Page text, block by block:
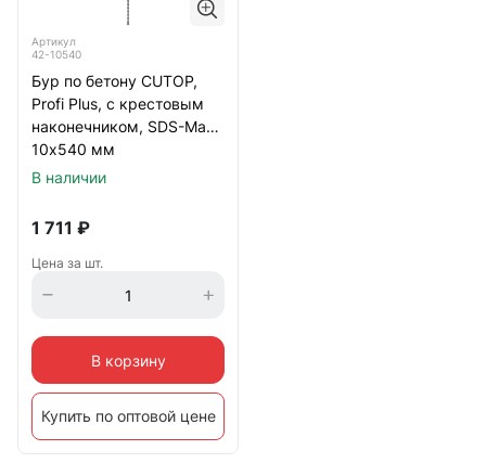
Артикул
42-10540
Бур по бетону CUTOP,
Profi Plus, с крестовым
наконечником, SDS-Max,
10х540 мм
В наличии
1 711 ₽
Цена за шт.
В корзину
Купить по оптовой цене